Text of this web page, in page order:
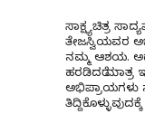
ಸಾಕ್ಷ್ಯಚಿತ್ರ
ತೇಜಸ್ವಿಯವರ
ನಮ್ಮ ಆಶಯ.
ಹರಡಿದರೆ ಮಾತ್ರ
ಅಭಿಪ್ರಾಯಗಳು